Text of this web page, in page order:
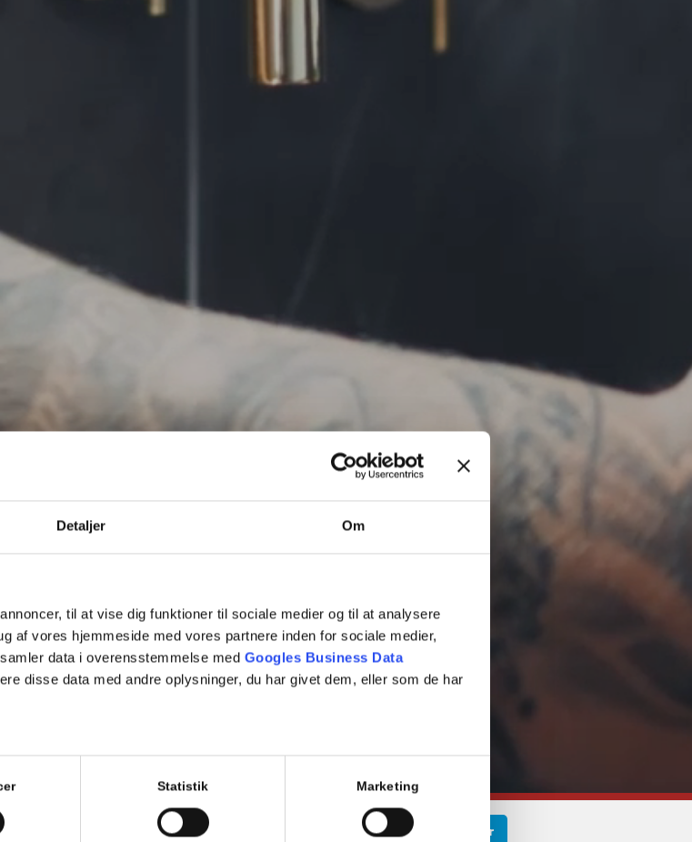
Detaljer Om
til at vise dig funktioner til sociale medier og til at analysere
af vores hjemmeside med vores partnere inden for sociale medier,
data i overensstemmelse med Googles Business Data
disse data med andre oplysninger, du har givet dem, eller som de har
Statistik Marketing
på vandledning Udskiftning af faldstammer Varme Quooker